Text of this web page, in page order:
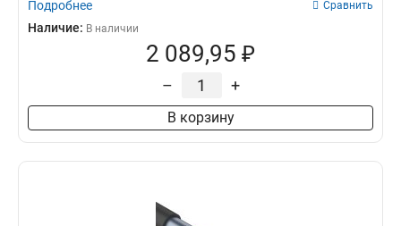
Подробнее Сравнить
Наличие: В наличии
2 089,95 ₽
– +
В корзину